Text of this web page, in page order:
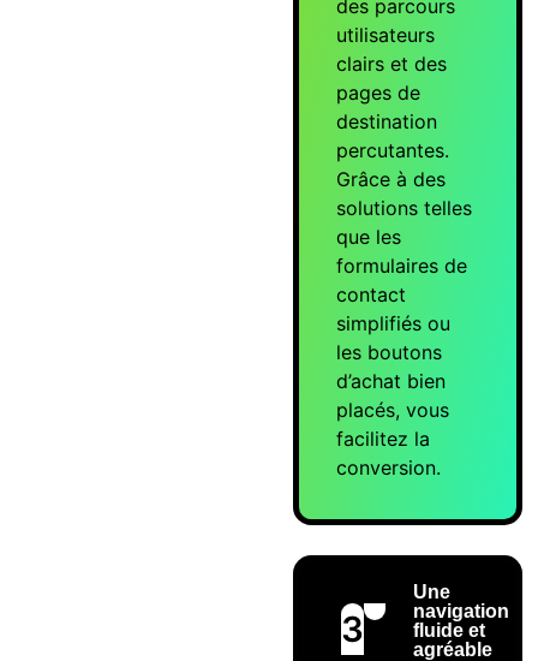
des parcours
utilisateurs
clairs et des
pages de
destination
percutantes.
Grâce à des
solutions telles
que les
formulaires de
contact
simplifiés ou
les boutons
d’achat bien
placés, vous
facilitez la
conversion.
3
Une
navigation
fluide et
agréable